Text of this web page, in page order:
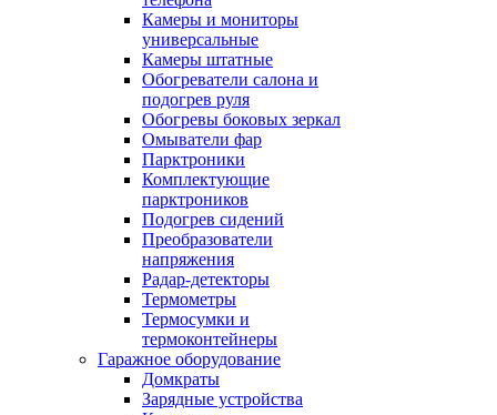
Камеры и мониторы
универсальные
Камеры штатные
Обогреватели салона и
подогрев руля
Обогревы боковых зеркал
Омыватели фар
Парктроники
Комплектующие
парктроников
Подогрев сидений
Преобразователи
напряжения
Радар-детекторы
Термометры
Термосумки и
термоконтейнеры
Гаражное оборудование
Домкраты
Зарядные устройства